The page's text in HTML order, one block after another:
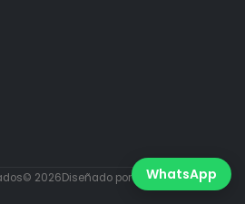
2026Diseñado por DiabloEstudio.cl
WhatsApp